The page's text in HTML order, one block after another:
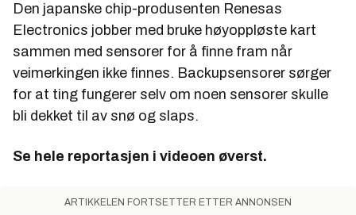
Den japanske chip-produsenten Renesas
Electronics jobber med bruke høyoppløste kart
sammen med sensorer for å finne fram når
veimerkingen ikke finnes. Backupsensorer sørger
for at ting fungerer selv om noen sensorer skulle
bli dekket til av snø og slaps.
Se hele reportasjen i videoen øverst.
ARTIKKELEN FORTSETTER ETTER ANNONSEN